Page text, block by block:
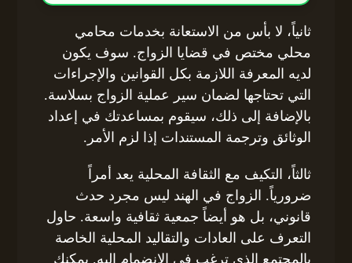
ثانياً، لا بأس من الاستعانة بخدمات محامي
محلي مختص في قضايا الزواج. سوف يكون
لديه المعرفة اللازمة بكل القوانين والإجراءات
التي تحتاجها لضمان سير عملية الزواج بسلاسة.
بالإضافة إلى ذلك، سيقوم بمساعدتك في إعداد
الوثائق وترجمة المستندات إذا لزم الأمر.
ثالثاً، التكيف مع الثقافة المحلية يعد أمراً
ضرورياً. الزواج في الهند ليس مجرد حدث
قانوني، بل هو أيضاً جمعية ثقافية واسعة. حاول
التعرف على العادات والتقاليد المحلية الخاصة
بالمجتمع الذي ترغب في الانضمام إليه. يمكنك